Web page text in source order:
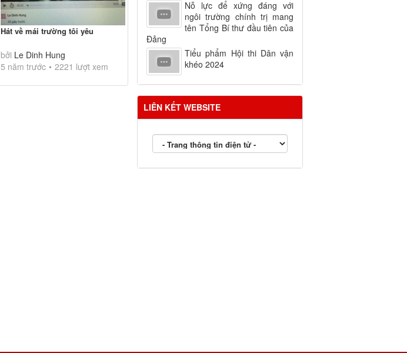
Hát về mái trường tôi yêu
bởi Le Dinh Hung
5 năm trước
2221 lượt xem
Nỗ lực để xứng đáng với
ngôi trường chính trị mang
tên Tổng Bí thư đầu tiên của
Đảng
Tiểu phẩm Hội thi Dân vận
khéo 2024
LIÊN KẾT WEBSITE